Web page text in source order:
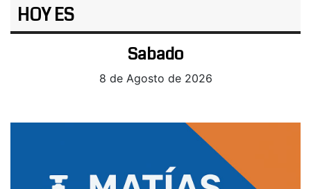
HOY ES
Sabado
8 de Agosto de 2026